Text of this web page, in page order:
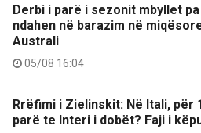
Derbi i parë i sezonit mbyllet
ndahen në barazim në
Australi
05/08 16:04
Rrëfimi i Zielinskit: Në Itali, për
parë te Interi i dobët? Faji i